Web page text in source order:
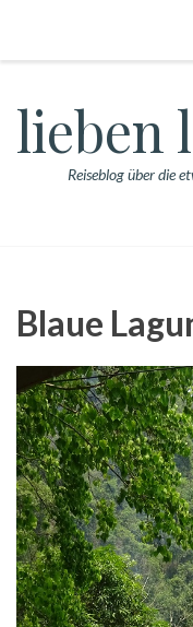
lieben
Reiseblog über die
Blaue